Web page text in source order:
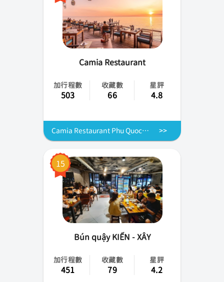
Camia Restaurant
加行程數
503
收藏數
66
星評
4.8
Camia Restaurant Phu Quoc:現金券與訂位服務 — 越南
15
Bún quậy KIẾN - XÂY
加行程數
451
收藏數
79
星評
4.2